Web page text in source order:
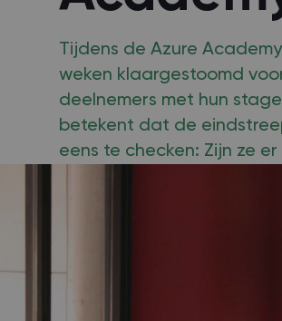
Tijdens de Azure
weken klaargestoomd
deelnemers met hun
betekent dat de
eens te checken: Zijn ze